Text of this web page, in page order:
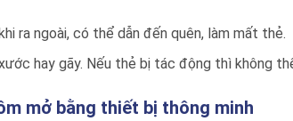
ra ngoài, có thể dẫn đến quên, làm mất thẻ.
hay gãy. Nếu thẻ bị tác động thì không
mở bằng thiết bị thông minh